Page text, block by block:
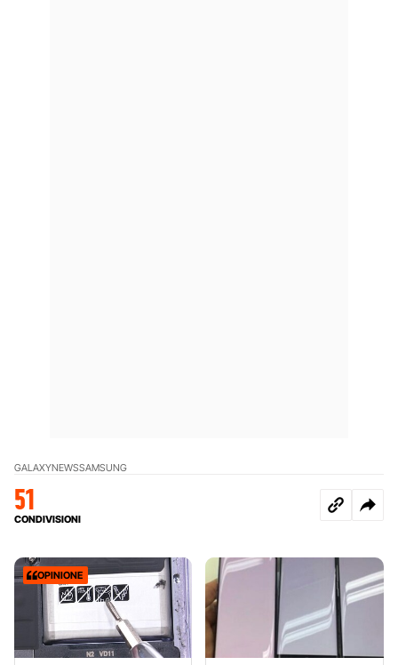
GALAXYNEWSSAMSUNG
51
CONDIVISIONI
OPINIONE